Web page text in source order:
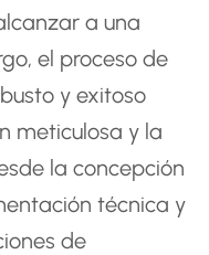
a una
el proceso de
y exitoso
meticulosa y la
la concepción
técnica y
de